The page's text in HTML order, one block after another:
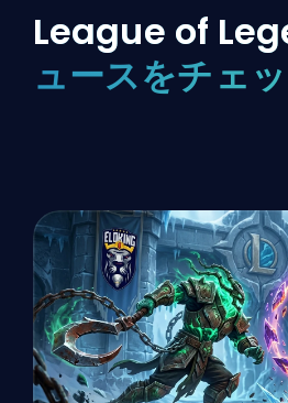
League of
ュースをチェ